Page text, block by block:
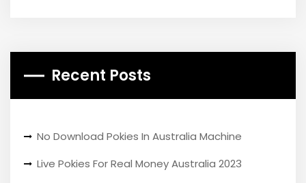
Recent Posts
No Download Pokies In Australia Machine
Live Pokies For Real Money Australia 2023